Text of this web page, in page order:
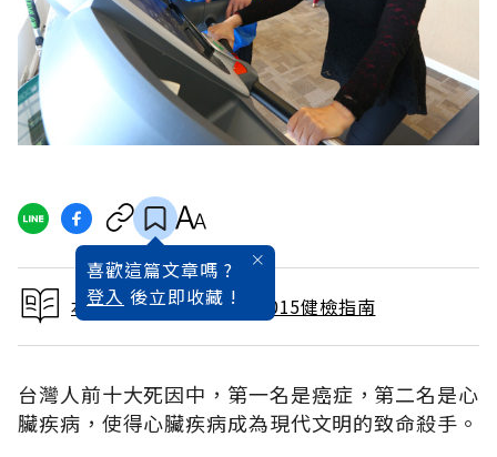
喜歡這篇文章嗎 ?
登入 後立即收藏 !
本文出自《健康遠見》2015健檢指南
台灣人前十大死因中，第一名是癌症，第二名是心
臟疾病，使得心臟疾病成為現代文明的致命殺手。